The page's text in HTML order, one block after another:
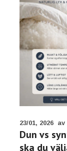
23/01, 2026 av
Dun vs
ska du